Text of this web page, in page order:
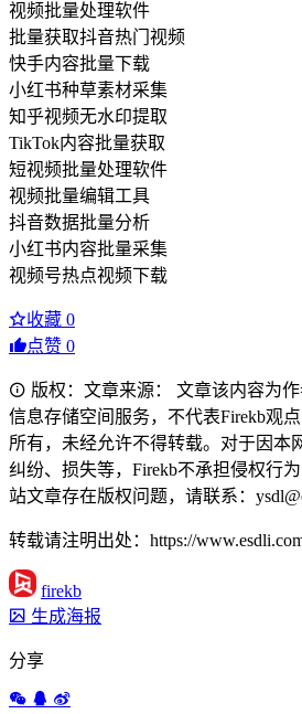
视频批量处理软件
批量获取抖音热门视频
快手内容批量下载
小红书种草素材采集
知乎视频无水印提取
TikTok内容批量获取
短视频批量处理软件
视频批量编辑工具
抖音数据批量分析
小红书内容批量采集
视频号热点视频下载
收藏 0
点赞 0
版权：文章来源： 文章该内容为
信息存储空间服务，不代表Firekb观
所有，未经允许不得转载。对于因本
纠纷、损失等，Firekb不承担侵权行
站文章存在版权问题，请联系：
转载请注明出处：https://
firekb
生成海报
分享